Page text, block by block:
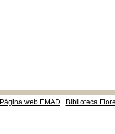
Página web EMAD Biblioteca